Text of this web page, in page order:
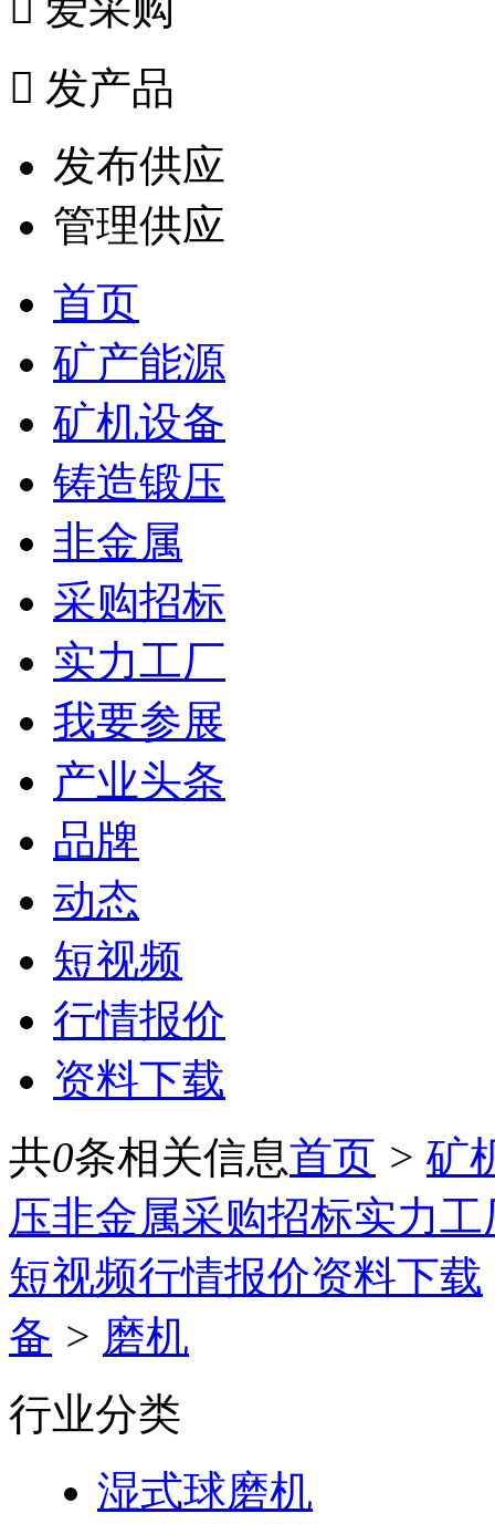
 发产品
发布供应
管理供应
首页
矿产能源
矿机设备
铸造锻压
非金属
采购招标
实力工厂
我要参展
产业头条
品牌
动态
短视频
行情报价
资料下载
共0条相关信息首页 > 矿
压非金属采购招标实力工
短视频行情报价资料下载
备 > 磨机
行业分类
湿式球磨机